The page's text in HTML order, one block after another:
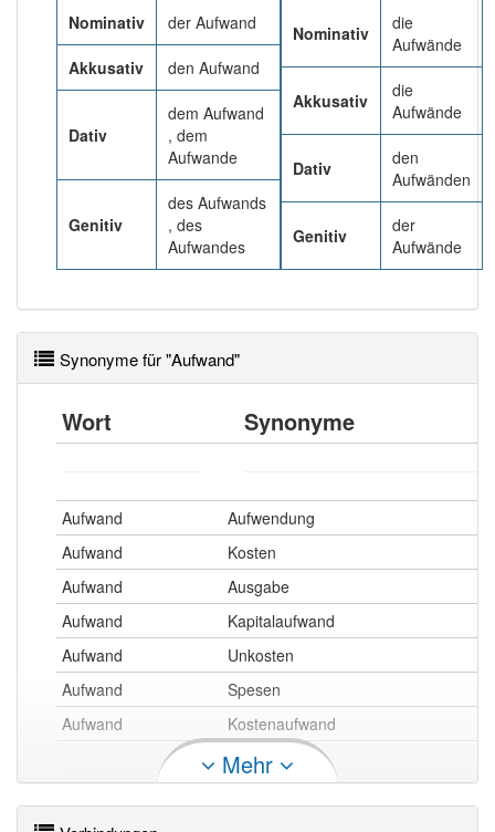
Nominativ
der Aufwand
Akkusativ den Aufwand
Dativ
dem Aufwand
, dem
Aufwande
Genitiv
des Aufwands
, des
Aufwandes
Nominativ
die
Aufwände
Akkusativ
die
Aufwände
Dativ
den
Aufwänden
Genitiv
der
Aufwände
Synonyme für "Aufwand"
Wort Synonyme
Aufwand
Aufwendung
Aufwand
Kosten
Aufwand
Ausgabe
Aufwand
Kapitalaufwand
Aufwand
Unkosten
Aufwand
Spesen
Aufwand
Kostenaufwand
Mehr